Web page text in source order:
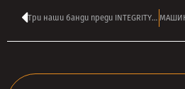
Три наши банди преди INTEGRITY на концерта на 24 ноември в София